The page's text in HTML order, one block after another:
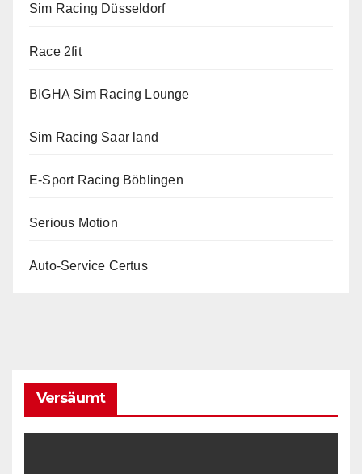
Sim Racing Düsseldorf
Race 2fit
BIGHA Sim Racing Lounge
Sim Racing Saar land
E-Sport Racing Böblingen
Serious Motion
Auto-Service Certus
Versäumt